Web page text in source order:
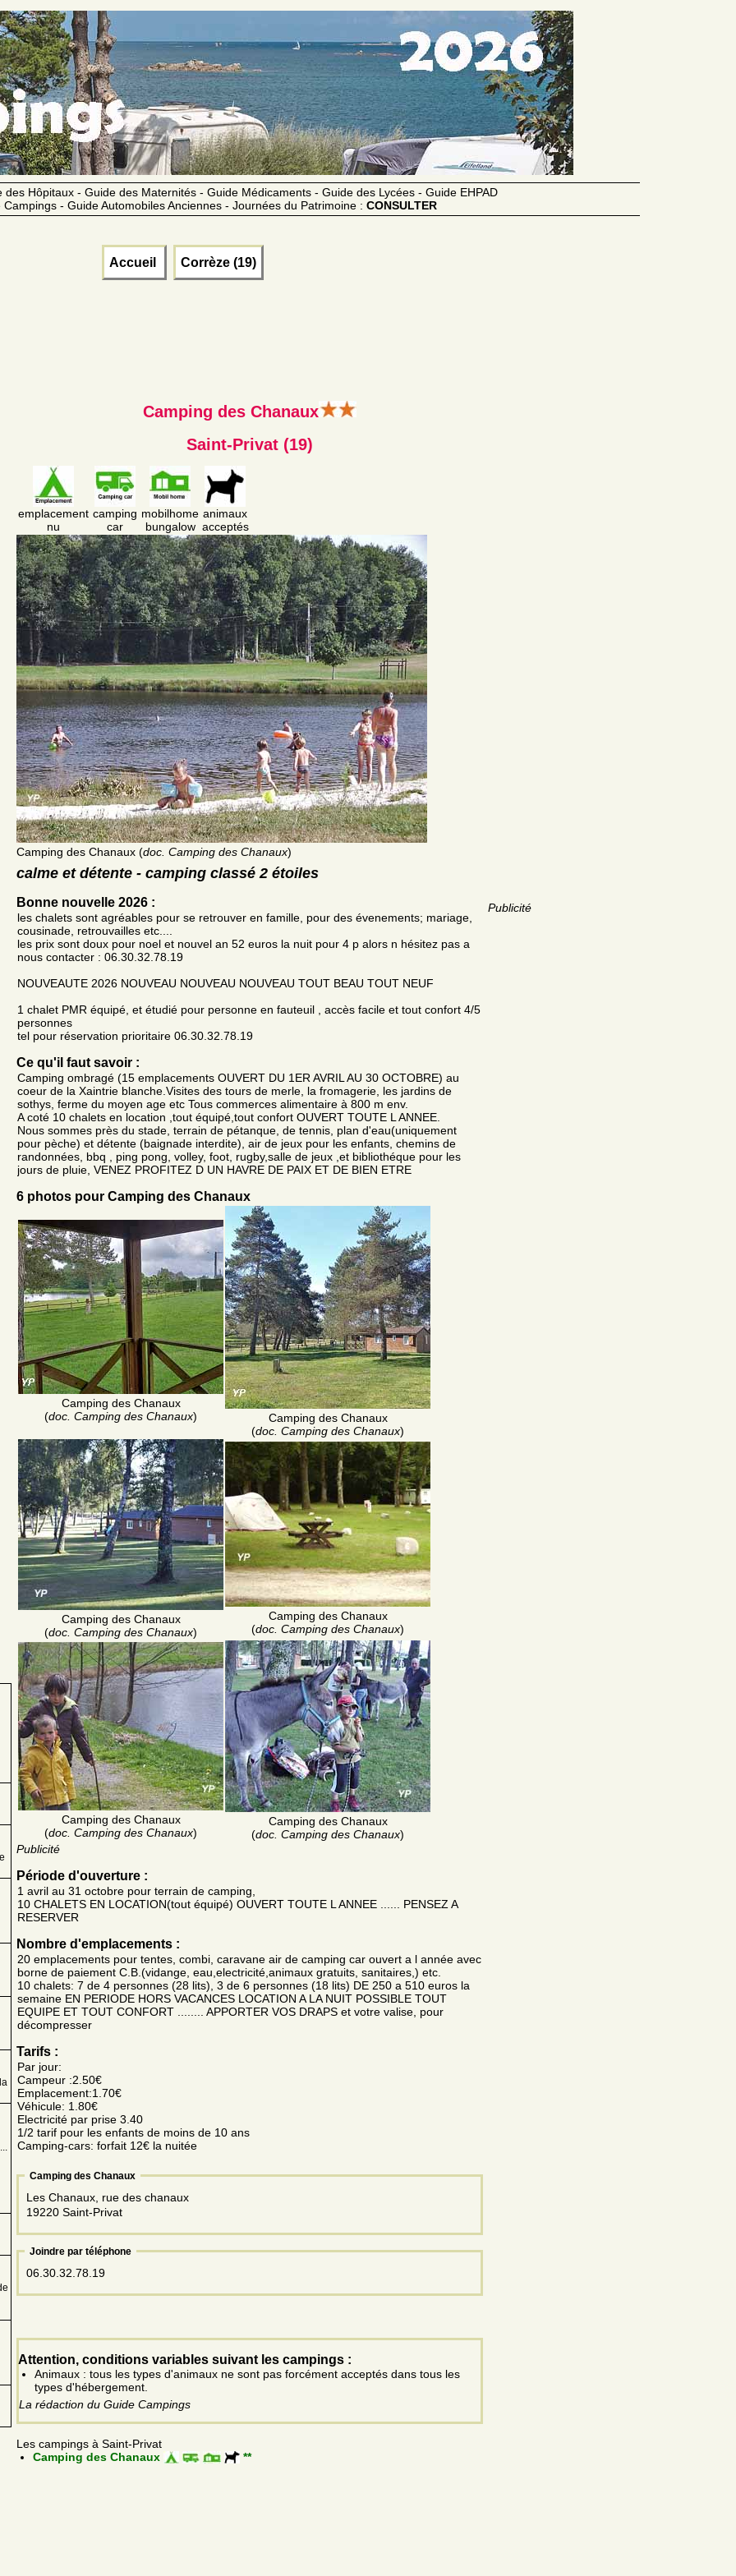
Hôpitaux - Guide des Maternités - Guide Médicaments - Guide des Lycées - Guide EHPAD
- Guide Automobiles Anciennes - Journées du Patrimoine : CONSULTER
Accueil Corrèze (19)
Publicité
Camping des Chanaux
Saint-Privat (19)
emplacement
nu
camping
car
mobilhome
bungalow
animaux
acceptés
Camping des Chanaux (doc. Camping des Chanaux)
calme et détente - camping classé 2 étoiles
Bonne nouvelle 2026 :
les chalets sont agréables pour se retrouver en famille, pour des évenements; mariage,
cousinade, retrouvailles etc....
les prix sont doux pour noel et nouvel an 52 euros la nuit pour 4 p alors n hésitez pas a
nous contacter : 06.30.32.78.19
NOUVEAUTE 2026 NOUVEAU NOUVEAU NOUVEAU TOUT BEAU TOUT NEUF
1 chalet PMR équipé, et étudié pour personne en fauteuil , accès facile et tout confort 4/5
personnes
tel pour réservation prioritaire 06.30.32.78.19
Ce qu'il faut savoir :
Camping ombragé (15 emplacements OUVERT DU 1ER AVRIL AU 30 OCTOBRE) au
coeur de la Xaintrie blanche.Visites des tours de merle, la fromagerie, les jardins de
sothys, ferme du moyen age etc Tous commerces alimentaire à 800 m env.
A coté 10 chalets en location ,tout équipé,tout confort OUVERT TOUTE L ANNEE.
Nous sommes près du stade, terrain de pétanque, de tennis, plan d'eau(uniquement
pour pèche) et détente (baignade interdite), air de jeux pour les enfants, chemins de
randonnées, bbq , ping pong, volley, foot, rugby,salle de jeux ,et bibliothéque pour les
jours de pluie, VENEZ PROFITEZ D UN HAVRE DE PAIX ET DE BIEN ETRE
6 photos pour Camping des Chanaux
Camping des Chanaux
(doc. Camping des Chanaux)
Camping des Chanaux
(doc. Camping des Chanaux)
Camping des Chanaux
(doc. Camping des Chanaux)
Camping des Chanaux
(doc. Camping des Chanaux)
Camping des Chanaux
(doc. Camping des Chanaux)
Camping des Chanaux
(doc. Camping des Chanaux)
Publicité
Période d'ouverture :
1 avril au 31 octobre pour terrain de camping,
10 CHALETS EN LOCATION(tout équipé) OUVERT TOUTE L ANNEE ...... PENSEZ A
RESERVER
Nombre d'emplacements :
20 emplacements pour tentes, combi, caravane air de camping car ouvert a l année avec
borne de paiement C.B.(vidange, eau,electricité,animaux gratuits, sanitaires,) etc.
10 chalets: 7 de 4 personnes (28 lits), 3 de 6 personnes (18 lits) DE 250 a 510 euros la
semaine EN PERIODE HORS VACANCES LOCATION A LA NUIT POSSIBLE TOUT
EQUIPE ET TOUT CONFORT ........ APPORTER VOS DRAPS et votre valise, pour
décompresser
Tarifs :
Par jour:
Campeur :2.50€
Emplacement:1.70€
Véhicule: 1.80€
Electricité par prise 3.40
1/2 tarif pour les enfants de moins de 10 ans
Camping-cars: forfait 12€ la nuitée
Camping des Chanaux
Les Chanaux, rue des chanaux
19220 Saint-Privat
Joindre par téléphone
06.30.32.78.19
Attention, conditions variables suivant les campings :
Animaux : tous les types d'animaux ne sont pas forcément acceptés dans tous les
types d'hébergement.
La rédaction du Guide Campings
Les campings à Saint-Privat
Camping des Chanaux
**